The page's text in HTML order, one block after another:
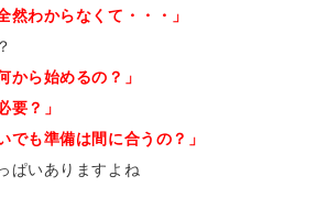
然わからなくて・・・」
から始めるの？」
要？」
でも準備は間に合うの？」
ぱいありますよね